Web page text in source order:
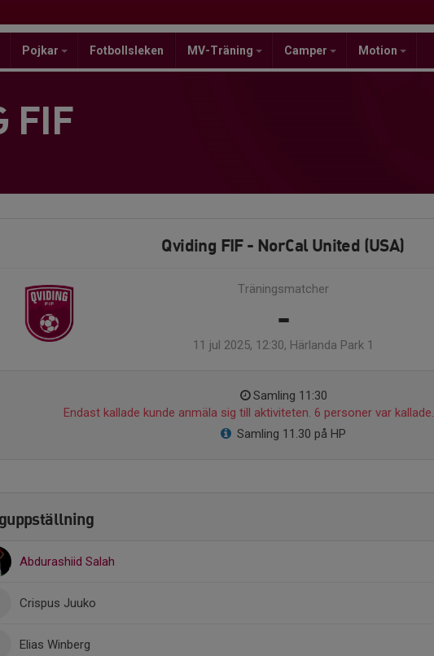
Pojkar Fotbollsleken MV-Träning Camper Motion
FIF
Qviding FIF - NorCal United (USA)
Träningsmatcher
-
11 jul 2025, 12:30, Härlanda Park 1
Samling 11:30
Endast kallade kunde anmäla sig till aktiviteten. 6 personer var kallade.
Samling 11.30 på HP
Abdurashiid Salah
Crispus Juuko
Elias Winberg